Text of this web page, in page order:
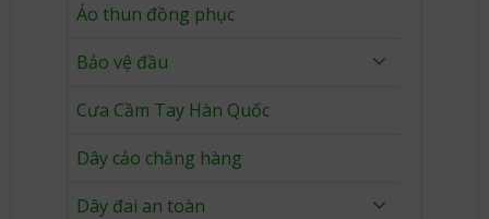
Áo thun đồng phục
Bảo vệ đầu
Cưa Cầm Tay Hàn Quốc
Dây cảo chằng hàng
Dây đai an toàn